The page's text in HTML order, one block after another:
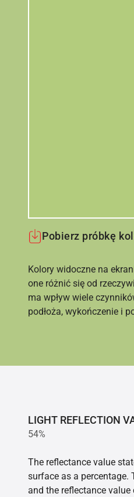
Pobierz próbkę
Kolory widoczne na
one różnić się od
ma wpływ wiele
podłoża, wykończenie i
LIGHT REFLECTION
54%
The reflectance value
surface as a percentage.
and the reflectance